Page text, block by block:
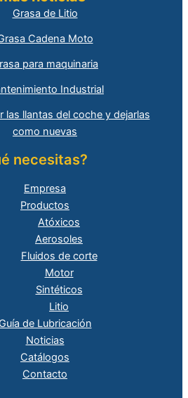
Grasa de Litio
Cadena Moto
para maquinaria
Industrial
las llantas del coche y dejarlas
como nuevas
necesitas?
Empresa
Productos
Atóxicos
Aerosoles
Fluidos de corte
Motor
Sintéticos
Litio
Guía de Lubricación
Noticias
Catálogos
Contacto